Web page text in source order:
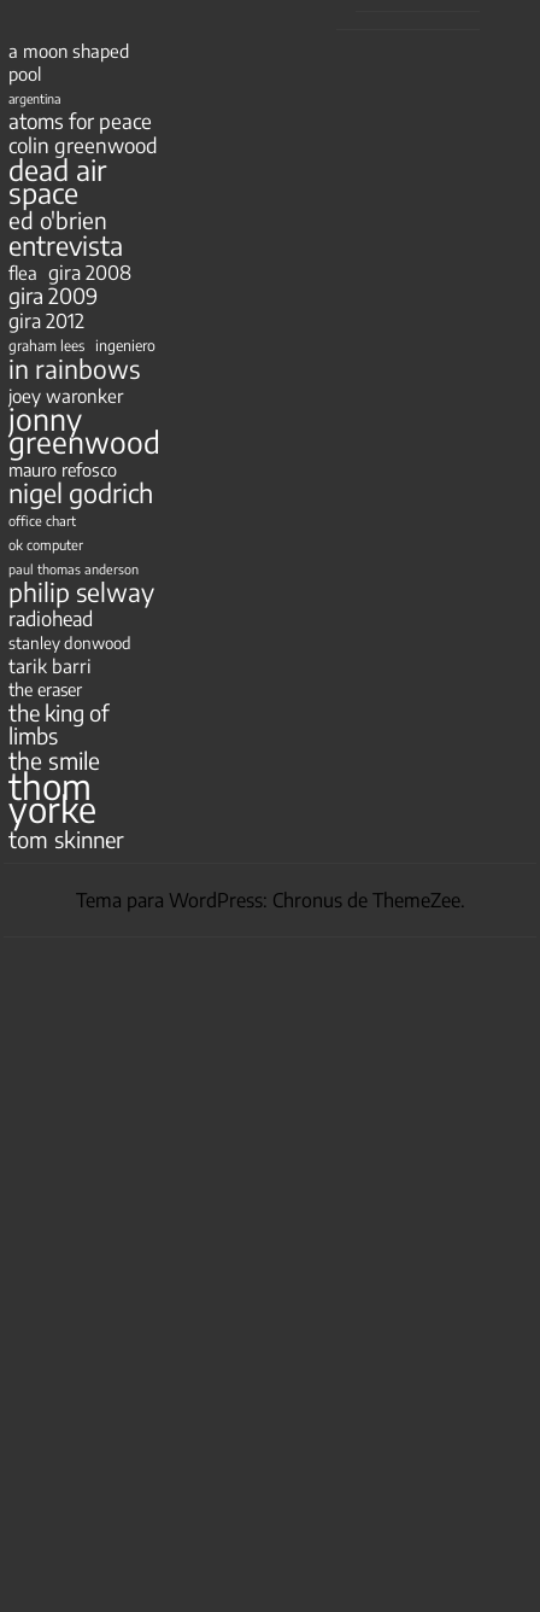
a moon shaped
pool
argentina
atoms for peace
colin greenwood
dead air
space
ed o'brien
entrevista
flea gira 2008
gira 2009
gira 2012
graham lees ingeniero
in rainbows
joey waronker
jonny
greenwood
mauro refosco
nigel godrich
office chart
ok computer
paul thomas anderson
philip selway
radiohead
stanley donwood
tarik barri
the eraser
the king of
limbs
the smile
thom
yorke
tom skinner
Tema para WordPress: Chronus de ThemeZee.